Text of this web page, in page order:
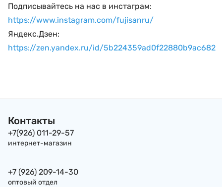
Подписывайтесь на нас в инстаграм:
https://www.instagram.com/fujisanru/
Яндекс.Дзен:
https://zen.yandex.ru/id/5b224359ad0f22880b9ac682
Контакты
+7(926) 011-29-57
интернет-магазин
+7 (926) 209-14-30
оптовый отдел